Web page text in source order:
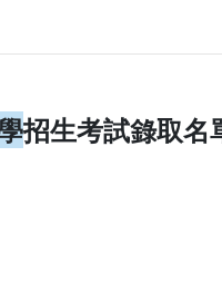
招生考試錄取名